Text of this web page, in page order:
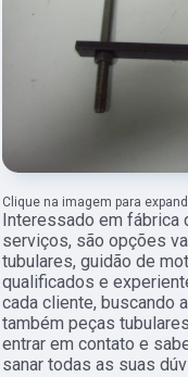
Clique na imagem para
Interessado em fábrica
serviços, são opções
tubulares, guidão de
qualificados e
cada cliente, buscando
também peças
entrar em contato e
sanar todas as suas